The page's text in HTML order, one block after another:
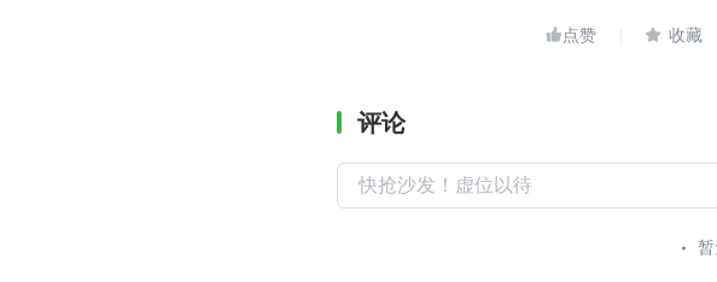
 
评论